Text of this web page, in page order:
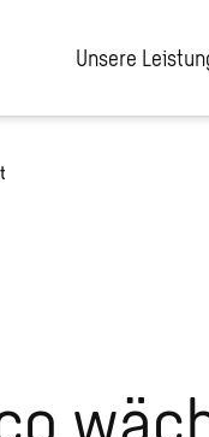
Unsere